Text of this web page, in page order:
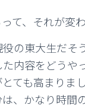
て、それが変わ
の東大生だそう
内容をどうや
ても高まりまし
、かなり時間